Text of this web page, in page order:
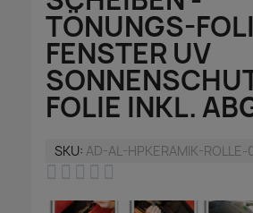
TÖNUNGS-
FENSTER UV
FOLIE INKL.
SKU AD-AL-HPKERAMIK-ROLLE-
    